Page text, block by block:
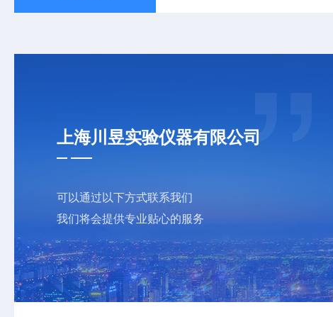
上海川昱实验仪器有限公司
可以通过以下方式联系我们
我们将会提供专业贴心的服务